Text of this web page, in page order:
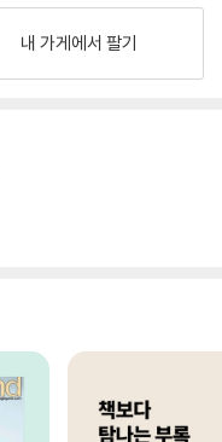
내 가게에서 팔기